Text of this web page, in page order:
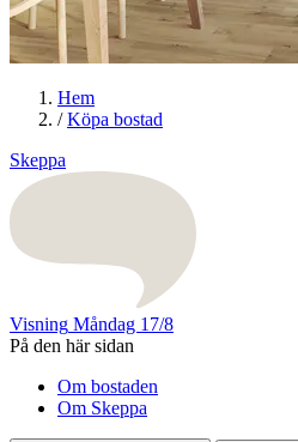
Hem
/ Köpa bostad
Skeppa
Visning Måndag 17/8
På den här sidan
Om bostaden
Om Skeppa